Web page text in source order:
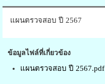
แผนตรวจสอบ ปี 2567
ข้อมูลไฟล์ที่เกี่ยวข้อง
แผนตรวจสอบ ปี 2567.pdf